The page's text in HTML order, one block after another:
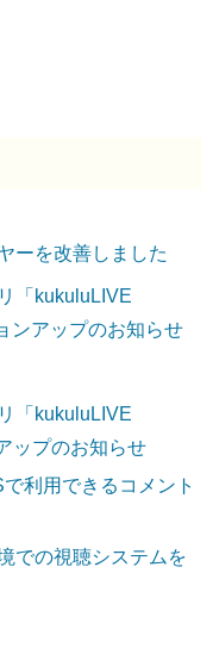
ーを改善しました
「kukuluLIVE
ンアップのお知らせ
「kukuluLIVE
ップのお知らせ
利用できるコメント
での視聴システムを